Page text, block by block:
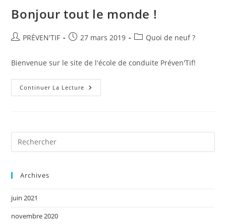
Bonjour tout le monde !
Auteur/autrice
la
publication :
PRÉVEN'TIF
Publication
27 mars 2019
PostQuoi de neuf ?
Bienvenue sur le site de l'école de conduite Préven'Tif!
Continuer La Lecture Bonjour
Tout
Archives
juin 2021
novembre 2020